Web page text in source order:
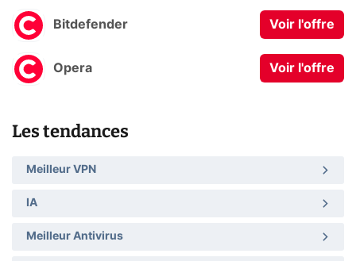
Bitdefender Voir l'offre
Opera Voir l'offre
Les tendances
Meilleur VPN
IA
Meilleur Antivirus